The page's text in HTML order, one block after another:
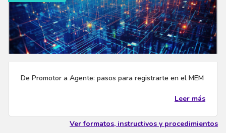
De Promotor a Agente: pasos para registrarte en el MEM
Leer más
Ver formatos, instructivos y procedimientos